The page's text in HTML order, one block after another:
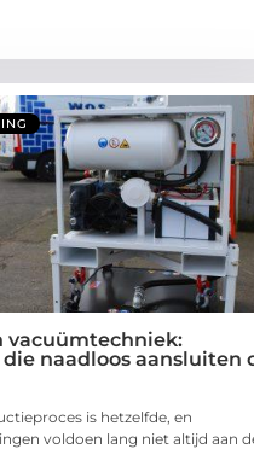
vacuümtechniek:
naadloos aansluiten
is hetzelfde, en
voldoen lang niet altijd aan